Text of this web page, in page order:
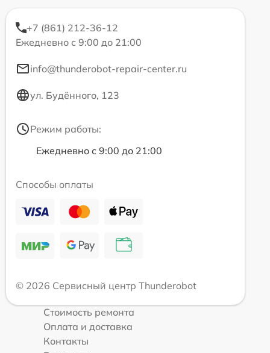
+7 (861) 212-36-12
Ежедневно с 9:00 до 21:00
info@thunderobot-repair-center.ru
ул. Будённого, 123
Режим работы:
Ежедневно с 9:00 до 21:00
Способы оплаты
© 2026 Сервисный центр Thunderobot
Стоимость ремонта
Оплата и доставка
Контакты